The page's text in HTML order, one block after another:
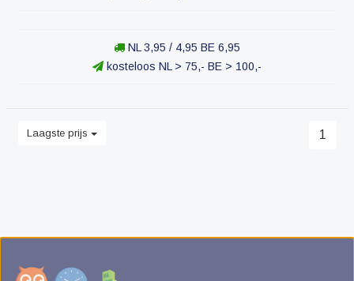
NL 3,95 / 4,95 BE 6,95
kosteloos NL > 75,- BE > 100,-
Laagste prijs 1